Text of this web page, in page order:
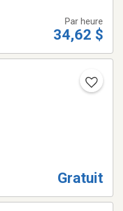
Par heure
34,62 $
Gratuit